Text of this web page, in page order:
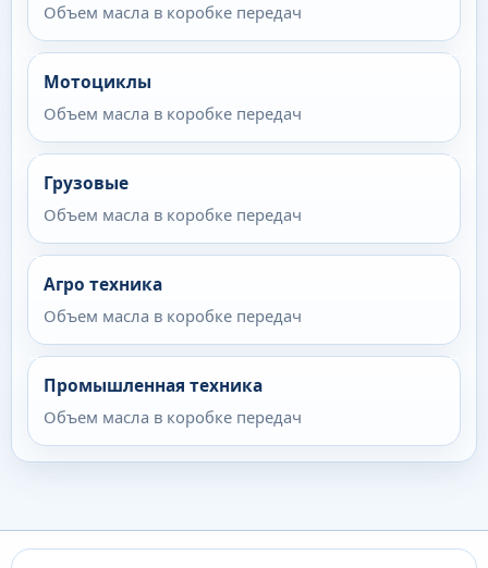
Объем масла в коробке передач
Мотоциклы
Объем масла в коробке передач
Грузовые
Объем масла в коробке передач
Агро техника
Объем масла в коробке передач
Промышленная техника
Объем масла в коробке передач